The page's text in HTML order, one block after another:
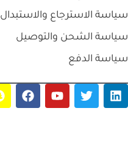
سياسة الاسترجاع والاستبدال
سياسة الشحن والتوصيل
سياسة الدفع